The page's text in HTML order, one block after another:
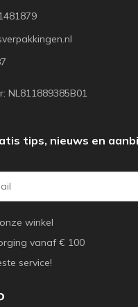
NL811889385B01
tips, nieuws en
winkel
vanaf € 100
service!